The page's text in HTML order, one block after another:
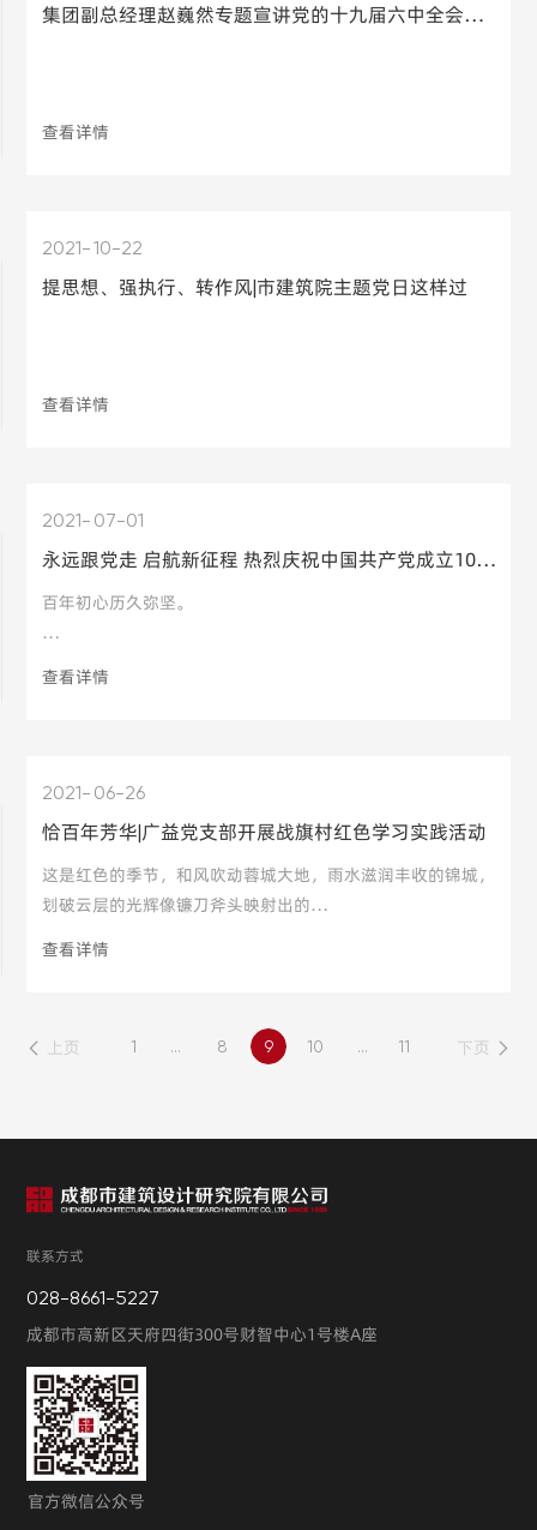
集团副总经理赵巍然专题宣讲党的十九届六中全会精神
查看详情
10-22
2021
提思想、强执行、转作风|市建筑院主题党日这样过
查看详情
07-01
2021
永远跟党走 启航新征程 热烈庆祝中国共产党成立100周年
百年初心历久弥坚。
百年风华
从上海石库门到嘉兴南湖
一艘小小红船承载人民重托、民族希望
越过急流险滩，穿过惊涛骇浪
成为领航中国行稳致远的巍巍巨轮
值此建党百年之际
市建筑院人
查看详情
06-26
2021
恰百年芳华|广益党支部开展战旗村红色学习实践活动
这是红色的季节，和风吹动蓉城大地，雨水滋润丰收的锦城，
划破云层的光辉像镰刀斧头映射出的
询有
查看详情
上页 1 ... 8 9 10 ... 11 下页
联系方式
028-8661-5227
成都市高新区天府四街300号财智中心1号楼A座
官方微信公众号